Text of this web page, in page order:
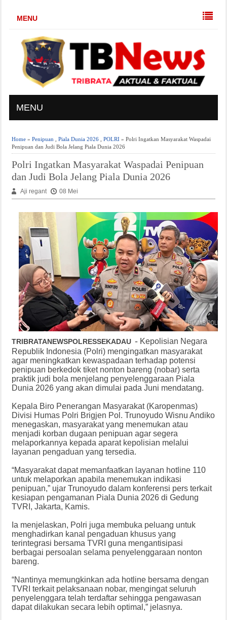
MENU
MENU
Home» Penipuan Piala Dunia 2026, POLRI» Polri Ingatkan Masyarakat Waspadai
Penipuan dan Judi Bola Jelang Piala Dunia 2026
Polri Ingatkan Masyarakat Waspadai Penipuan
dan Judi Bola Jelang Piala Dunia 2026
Aji regant 08 Mei
TRIBRATANEWSPOLRESSEKADAU - Kepolisian Negara
Republik Indonesia (Polri) mengingatkan masyarakat
agar meningkatkan kewaspadaan terhadap potensi
penipuan berkedok tiket nonton bareng (nobar) serta
praktik judi bola menjelang penyelenggaraan Piala
Dunia 2026 yang akan dimulai pada Juni mendatang.
Kepala Biro Penerangan Masyarakat (Karopenmas)
Divisi Humas Polri Brigjen Pol. Trunoyudo Wisnu Andiko
menegaskan, masyarakat yang menemukan atau
menjadi korban dugaan penipuan agar segera
melaporkannya kepada aparat kepolisian melalui
layanan pengaduan yang tersedia.
“Masyarakat dapat memanfaatkan layanan hotline 110
untuk melaporkan apabila menemukan indikasi
penipuan,” ujar Trunoyudo dalam konferensi pers terkait
kesiapan pengamanan Piala Dunia 2026 di Gedung
TVRI, Jakarta, Kamis.
Ia menjelaskan, Polri juga membuka peluang untuk
menghadirkan kanal pengaduan khusus yang
terintegrasi bersama TVRI guna mengantisipasi
berbagai persoalan selama penyelenggaraan nonton
bareng.
“Nantinya memungkinkan ada hotline bersama dengan
TVRI terkait pelaksanaan nobar, mengingat seluruh
penyelenggara telah terdaftar sehingga pengawasan
dapat dilakukan secara lebih optimal,” jelasnya.